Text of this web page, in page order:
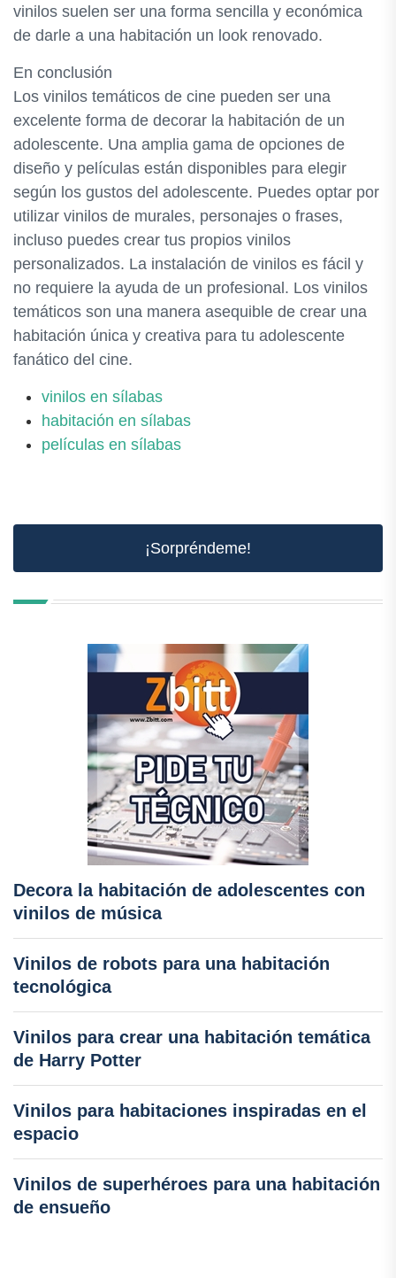
vinilos suelen ser una forma sencilla y económica
de darle a una habitación un look renovado.
En conclusión
Los vinilos temáticos de cine pueden ser una
excelente forma de decorar la habitación de un
adolescente. Una amplia gama de opciones de
diseño y películas están disponibles para elegir
según los gustos del adolescente. Puedes optar por
utilizar vinilos de murales, personajes o frases,
incluso puedes crear tus propios vinilos
personalizados. La instalación de vinilos es fácil y
no requiere la ayuda de un profesional. Los vinilos
temáticos son una manera asequible de crear una
habitación única y creativa para tu adolescente
fanático del cine.
vinilos en sílabas
habitación en sílabas
películas en sílabas
¡Sorpréndeme!
Decora la habitación de adolescentes con
vinilos de música
Vinilos de robots para una habitación
tecnológica
Vinilos para crear una habitación temática
de Harry Potter
Vinilos para habitaciones inspiradas en el
espacio
Vinilos de superhéroes para una habitación
de ensueño